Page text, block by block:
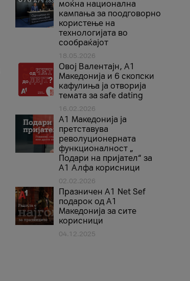
моќна национална
кампања за поодговорно
користење на
технологијата во
сообраќајот
18.05.2026
Овој Валентајн, A1
Македонија и 6 скопски
кафулиња ја отворија
темата за safe dating
16.02.2026
А1 Македонија ја
претставува
револуционерната
функционалност „
Подари на пријател“ за
А1 Алфа корисници
02.02.2026
Празничен A1 Net Sеf
подарок од А1
Македонија за сите
корисници
04.12.2025